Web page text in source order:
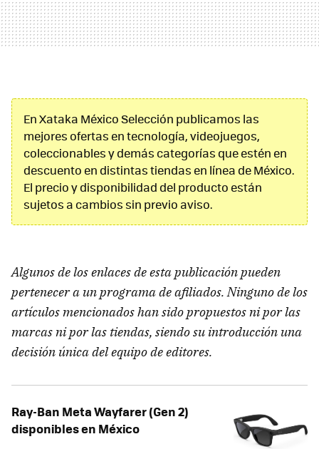
En Xataka México Selección publicamos las
mejores ofertas en tecnología, videojuegos,
coleccionables y demás categorías que estén en
descuento en distintas tiendas en línea de México.
El precio y disponibilidad del producto están
sujetos a cambios sin previo aviso.
Algunos de los enlaces de esta publicación pueden
pertenecer a un programa de afiliados. Ninguno de los
artículos mencionados han sido propuestos ni por las
marcas ni por las tiendas, siendo su introducción una
decisión única del equipo de editores.
Ray-Ban Meta Wayfarer (Gen 2)
disponibles en México